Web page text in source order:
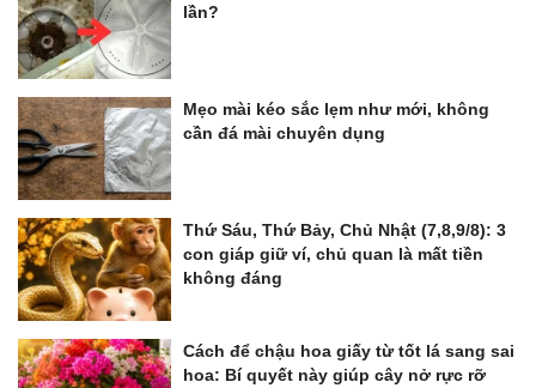
lần?
Mẹo mài kéo sắc lẹm như mới, không
cần đá mài chuyên dụng
Thứ Sáu, Thứ Bảy, Chủ Nhật (7,8,9/8): 3
con giáp giữ ví, chủ quan là mất tiền
không đáng
Cách để chậu hoa giấy từ tốt lá sang sai
hoa: Bí quyết này giúp cây nở rực rỡ